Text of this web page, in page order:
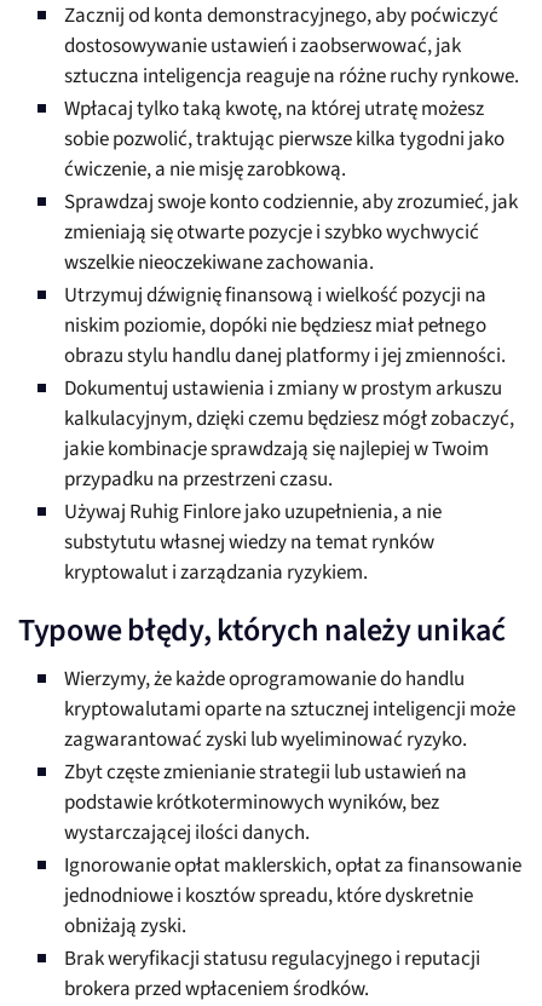
Zacznij od konta demonstracyjnego, aby poćwiczyć
dostosowywanie ustawień i zaobserwować, jak
sztuczna inteligencja reaguje na różne ruchy rynkowe.
Wpłacaj tylko taką kwotę, na której utratę możesz
sobie pozwolić, traktując pierwsze kilka tygodni jako
ćwiczenie, a nie misję zarobkową.
Sprawdzaj swoje konto codziennie, aby zrozumieć, jak
zmieniają się otwarte pozycje i szybko wychwycić
wszelkie nieoczekiwane zachowania.
Utrzymuj dźwignię finansową i wielkość pozycji na
niskim poziomie, dopóki nie będziesz miał pełnego
obrazu stylu handlu danej platformy i jej zmienności.
Dokumentuj ustawienia i zmiany w prostym arkuszu
kalkulacyjnym, dzięki czemu będziesz mógł zobaczyć,
jakie kombinacje sprawdzają się najlepiej w Twoim
przypadku na przestrzeni czasu.
Używaj Ruhig Finlore jako uzupełnienia, a nie
substytutu własnej wiedzy na temat rynków
kryptowalut i zarządzania ryzykiem.
Typowe błędy, których należy unikać
Wierzymy, że każde oprogramowanie do handlu
kryptowalutami oparte na sztucznej inteligencji może
zagwarantować zyski lub wyeliminować ryzyko.
Zbyt częste zmienianie strategii lub ustawień na
podstawie krótkoterminowych wyników, bez
wystarczającej ilości danych.
Ignorowanie opłat maklerskich, opłat za finansowanie
jednodniowe i kosztów spreadu, które dyskretnie
obniżają zyski.
Brak weryfikacji statusu regulacyjnego i reputacji
brokera przed wpłaceniem środków.